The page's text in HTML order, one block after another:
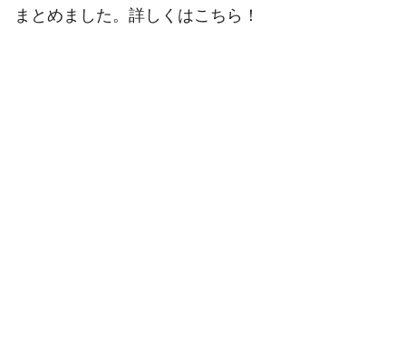
まとめました。詳しくはこちら！